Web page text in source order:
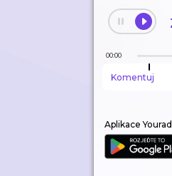
00:00
Komentuj
Aplikace